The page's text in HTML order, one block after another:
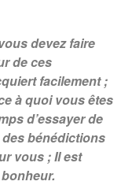
devez faire
de ces
facilement ;
à quoi vous êtes
d’essayer de
bénédictions
vous ; Il est